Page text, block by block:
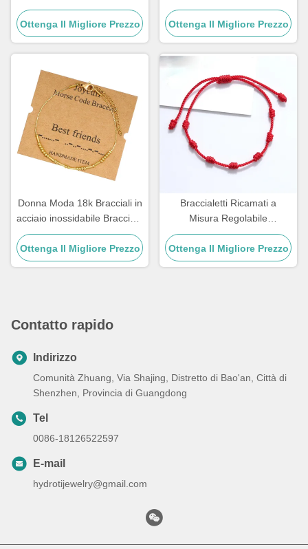
di rame placcati oro e
diamanti da donna
Ottenga Il Migliore Prezzo
regalo per coppia maschile
braccialetto con perline in
pietra
Ottenga Il Migliore Prezzo
Donna Moda 18k Bracciali in
acciaio inossidabile Bracciale
Morse 21.5cm
Ottenga Il Migliore Prezzo
Braccialetti Ricamati a
Misura Regolabile
Braccialetti Artigianali con
Corda per Coppie, 15 -
30cm
Ottenga Il Migliore Prezzo
Contatto rapido
Indirizzo
Comunità Zhuang, Via Shajing, Distretto di Bao'an, Città di
Shenzhen, Provincia di Guangdong
Tel
0086-18126522597
E-mail
hydrotijewelry@gmail.com